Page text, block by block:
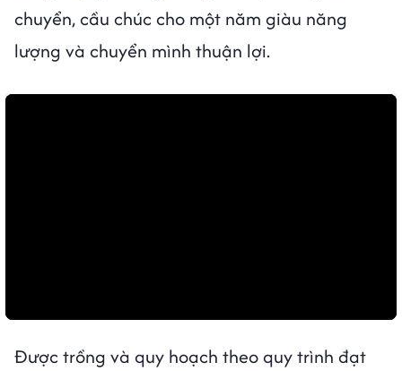
chuyển, cầu chúc cho một năm giàu năng
lượng và chuyển mình thuận lợi.
Được trồng và quy hoạch theo quy trình đạt